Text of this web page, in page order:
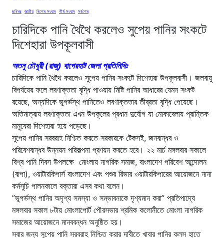
ছবিঘর জাতীয় বিশেষ সংবাদ শীর্ষ সংবাদ সর্বশেষ
চারিদিকে পানি থৈথৈ করলেও সুপেয় পানির সংকটে
দিশেহারা উপকূলবাসী
অতনু চৌধুরী (রাজু) বাগেরহাট জেলা প্রতিনিধিঃ
চারিদিকে পানি থৈথৈ করলেও সুপেয় পানির সংকটে দিশেহারা উপকূলবাসী। জলবায়ু
বিপর্যয়ের ফলে লবণাক্ততা বৃদ্ধি পাওয়ায় মিষ্টি পানির আধারের যেমন সংকট
রয়েছে, অন্যদিকে ভূগর্ভস্থ পানিতেও লবণাক্ততার তীব্রতা বৃদ্ধি পেয়েছে।
অতিমাত্রায় লবণাক্ততা এখন উপকূলের প্রধান দুর্যোগ যা মোকাবেলায় প্রান্তিক
মানুষেরা দিশেহারা হয়ে পড়েছে।
সুপেয় পানির সরবরাহ নিশ্চিত করতে সরকারকে টেকসই, জনবান্ধব ও
পরিবেশবান্ধব উন্নয়ন পরিকল্পনা প্রণয়ন করতে হবে। ২২ মার্চ মঙ্গলবার সকালে
বিশ্ব পানি দিবস উপলক্ষে মোংলায় নাগরিক সমাজ, বাংলাদেশ পরিবেশ আন্দোলন
(বাপা), ওয়াটারকিপার্স বাংলাদেশ এবং পশুর রিভার ওয়াটারকিপারের আয়োজনে নানা
কর্মসুচি পালনকালে বক্তারা এসব কথা বলেন।
”ভূগর্ভস্থ পানির অদৃশ্য সমস্যা ও সম্ভাবনাকে দৃশ্যমান করা” প্রতিপাদ্যে
মঙ্গলবার সকাল ৮টায় মোংলাপোর্ট পৌরসভার শ্রমিক কলোনীতে মোংলা নাগরিক
সমাজের আয়োজনে মানববন্ধন অনুষ্ঠিত হয়।
সবার জন্য সুপেয় পানি সরবরাহ নিশ্চিত করার দাবীতে খাবার পানির কলস হাতে